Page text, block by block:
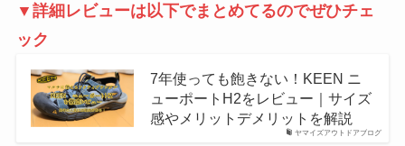
▼詳細レビューは以下でまとめてるのでぜひチェ
ック
ヤマイズアウトドアブログ
7年使っても飽きない！KEEN ニ
ューポートH2をレビュー｜サイズ
感やメリットデメリットを解説